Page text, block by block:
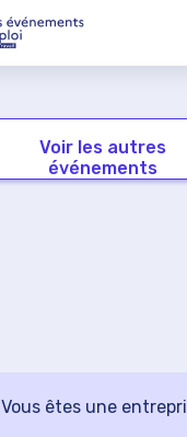
Voir les autres
événements
Vous êtes une